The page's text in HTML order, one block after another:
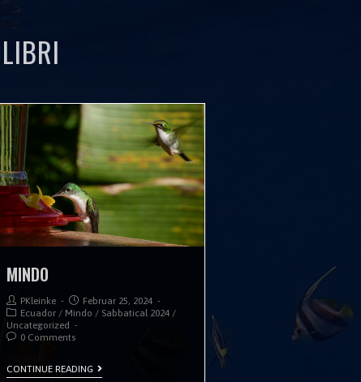
MINDO
PKleinke
Februar 25, 2024
Ecuador / Mindo / Sabbatical 2024 /
Uncategorized
0 Comments
CONTINUE READING